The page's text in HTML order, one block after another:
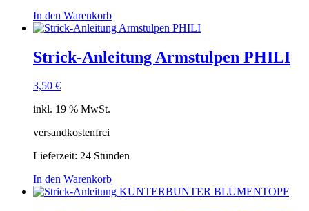
In den Warenkorb
Strick-Anleitung Armstulpen PHILI
3,50 €
inkl. 19 % MwSt.
versandkostenfrei
Lieferzeit: 24 Stunden
In den Warenkorb